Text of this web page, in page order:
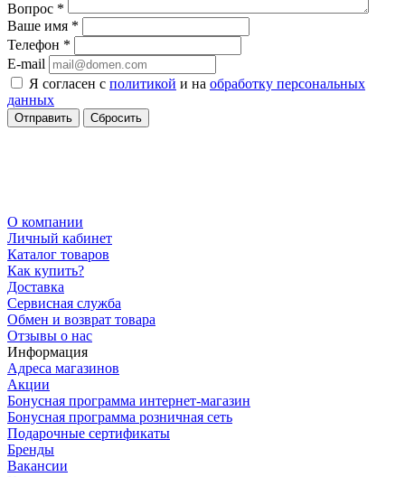
Вопрос *
Ваше имя *
Телефон *
E-mail
Я согласен с политикой и на обработку персональных
данных
Сбросить
О компании
Личный кабинет
Каталог товаров
Как купить?
Доставка
Сервисная служба
Обмен и возврат товара
Отзывы о нас
Информация
Адреса магазинов
Акции
Бонусная программа интернет-магазин
Бонусная программа розничная сеть
Подарочные сертификаты
Бренды
Вакансии